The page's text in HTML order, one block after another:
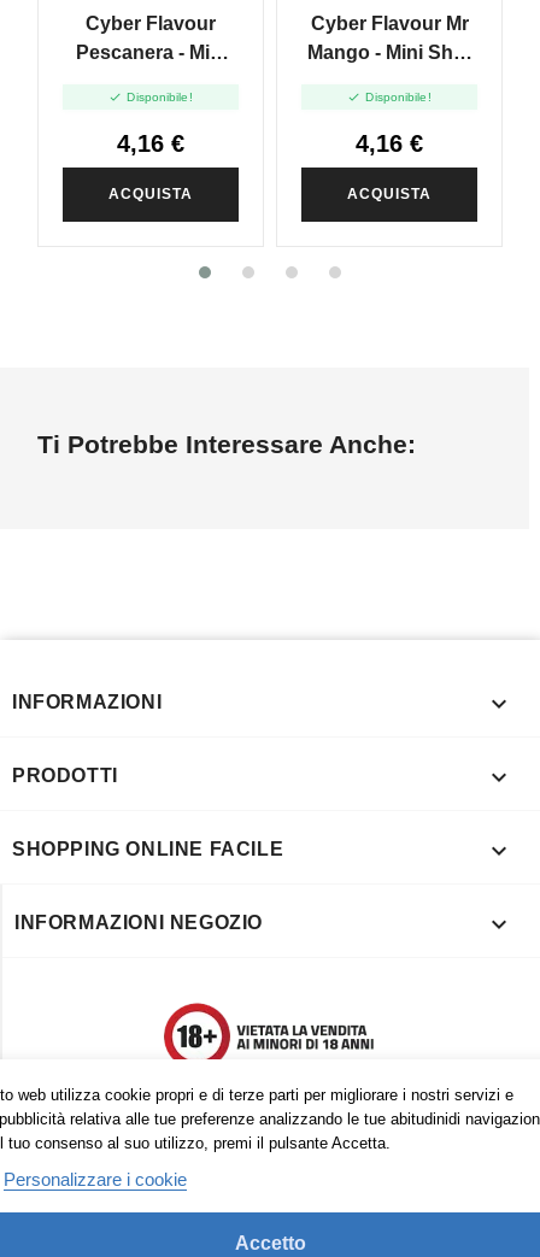
Cyber Flavour
Pescanera - Mini
 Disponibile!
4,16 €
ACQUISTA
Cyber Flavour Mr
Mango - Mini Shot
 Disponibile!
4,16 €
ACQUISTA
Ti Potrebbe Interessare Anche:
web utilizza cookie propri e di terze parti per migliorare i nostri servizi e
relativa alle tue preferenze analizzando le tue abitudinidi
tuo consenso al suo utilizzo, premi il pulsante Accetta.
Personalizzare i cookie
Accetto
INFORMAZIONI 
PRODOTTI 
SHOPPING ONLINE FACILE 
INFORMAZIONI NEGOZIO 
Trovaci anche su: